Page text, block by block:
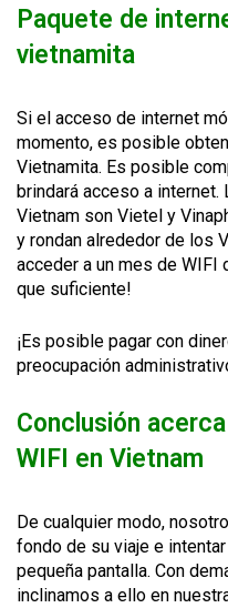
Paquete de
vietnamita
Si el acceso de internet
momento, es posible
Vietnamita. Es posible
brindará acceso a
Vietnam son Vietel y
y rondan alrededor de los
acceder a un mes de WIFI
que suficiente!
¡Es posible pagar con
preocupación
Conclusión
WIFI en Vietnam
De cualquier modo,
fondo de su viaje e
pequeña pantalla. Con
inclinamos a ello en